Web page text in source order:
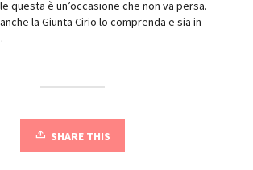
questa è un’occasione che non va persa.
la Giunta Cirio lo comprenda e sia in
SHARE THIS